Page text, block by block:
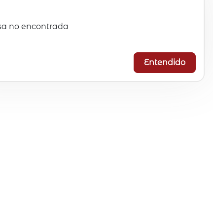
no encontrada
Entendido